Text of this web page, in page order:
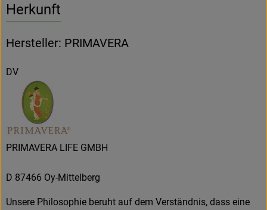
Herkunft
Hersteller: PRIMAVERA
DV
PRIMAVERA LIFE GMBH
D 87466 Oy-Mittelberg
Unsere Philosophie beruht auf dem Verständnis, dass eine